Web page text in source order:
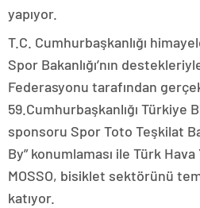
yapıyor.
T.C. Cumhurbaşkanlığı
Spor Bakanlığı’nın
Federasyonu tarafından
59.Cumhurbaşkanlığı Türkiye
sponsoru Spor Toto Teşkilat
By” konumlaması ile Türk
MOSSO, bisiklet sektörünü
katıyor.